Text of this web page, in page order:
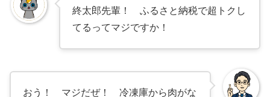
終太郎先輩！ ふるさと納税で超トクし
てるってマジですか！
おう！ マジだぜ！ 冷凍庫から肉がな